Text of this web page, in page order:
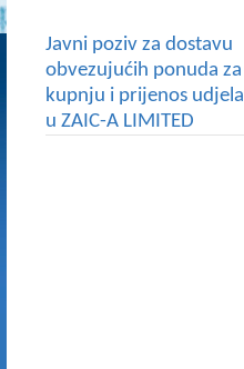
Javni poziv za dostavu
obvezujućih ponuda za
kupnju i prijenos udjela
u ZAIC-A LIMITED